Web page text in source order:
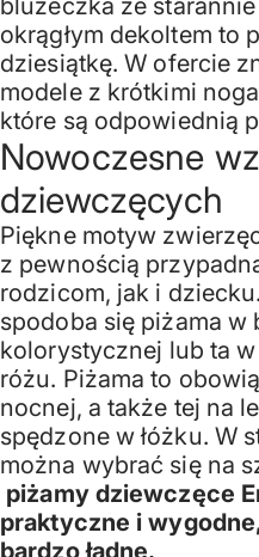
okrągłym dekoltem to
dziesiątkę. W ofercie
modele z krótkimi
które są odpowiednią
Nowoczesne
dziewczęcych
Piękne motyw
z pewnością
rodzicom, jak i
spodoba się piżama w
kolorystycznej lub ta
różu. Piżama to
nocnej, a także tej na
spędzone w łóżku. W
można wybrać się na
piżamy dziewczęce
praktyczne i
bardzo ładne.